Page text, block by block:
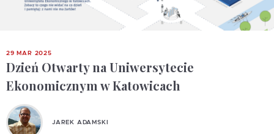
29 MAR 2025
Dzień Otwarty na Uniwersytecie
Ekonomicznym w Katowicach
JAREK ADAMSKI